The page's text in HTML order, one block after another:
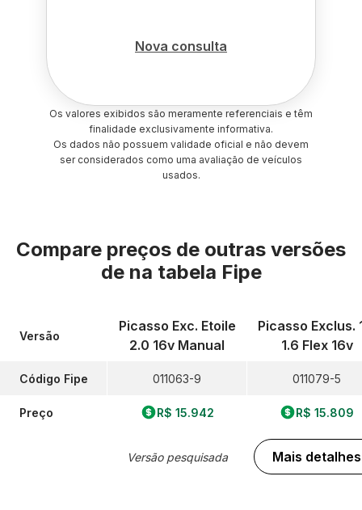
Nova consulta
Os valores exibidos são meramente referenciais e têm
finalidade exclusivamente informativa.
Os dados não possuem validade oficial e não devem
ser considerados como uma avaliação de veículos
usados.
Compare preços de outras versões
de na tabela Fipe
Versão
Código Fipe
Preço
Picasso Exc. Etoile
2.0 16v Manual
011063-9
R$ 15.942
Versão pesquisada
Picasso Exclus.
1.6 Flex 16v
011079-5
R$ 15.809
Mais detalhes